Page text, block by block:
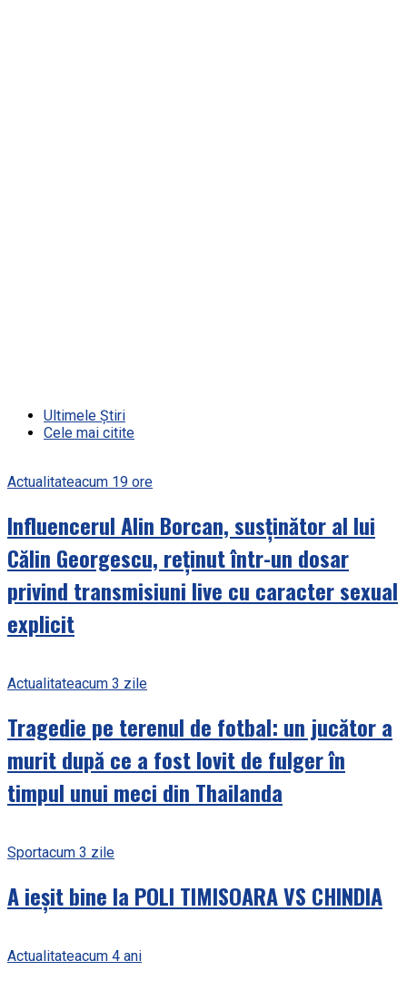
Ultimele Știri
Cele mai citite
Actualitateacum 19 ore
Influencerul Alin Borcan, susținător al lui
Călin Georgescu, reținut într-un dosar
privind transmisiuni live cu caracter sexual
explicit
Actualitateacum 3 zile
Tragedie pe terenul de fotbal: un jucător a
murit după ce a fost lovit de fulger în
timpul unui meci din Thailanda
Sportacum 3 zile
A ieșit bine la POLI TIMISOARA VS CHINDIA
Actualitateacum 4 ani